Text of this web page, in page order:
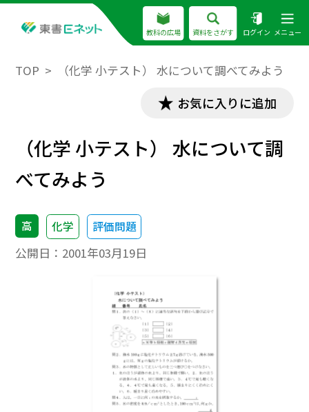
教科の広場 資料をさがす ログイン メニュー
TOP （化学 小テスト） 水について調べてみよう
お気に入りに追加
（化学 小テスト） 水について調
べてみよう
高 化学 評価問題
公開日： 2001年03月19日